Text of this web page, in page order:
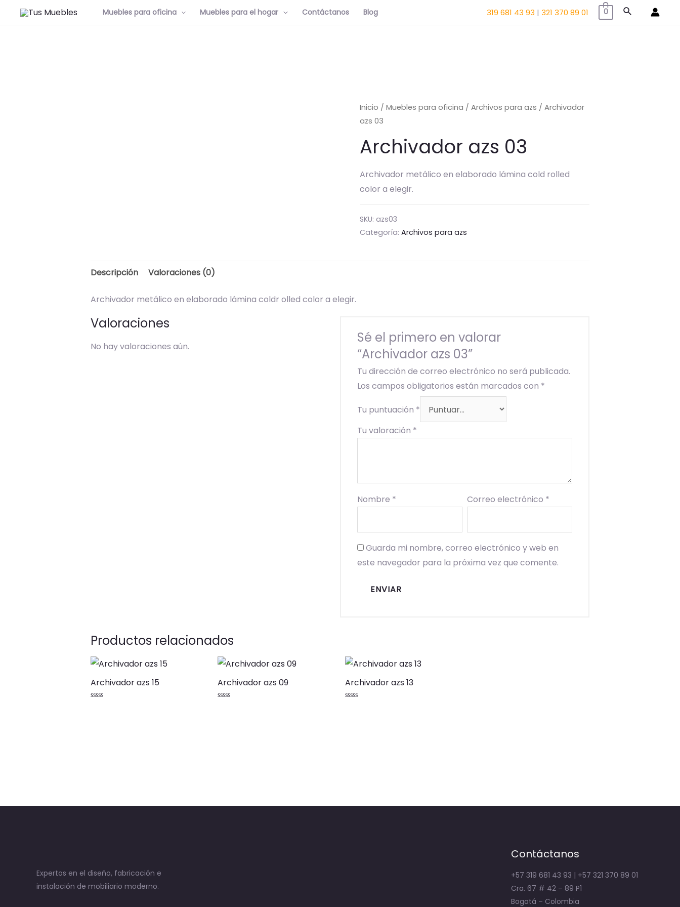
Muebles para oficina Muebles para el hogar Contáctanos Blog 319 681 43 93 | 321 370 89 01 0 Buscar
Inicio /Muebles para oficina /Archivos para azs / Archivador
azs 03
Archivador azs 03
Archivador metálico en elaborado lámina cold rolled
color a elegir.
SKU:azs03
Categoría:Archivos para azs
Descripción Valoraciones (0)
Archivador metálico en elaborado lámina coldr olled color a elegir.
Valoraciones
No hay valoraciones aún.
Sé el primero en valorar
“Archivador azs 03”
Tu dirección de correo electrónico no será publicada.
Los campos obligatorios están marcados con *
Tu puntuación *
Tu valoración *
Nombre * Correo electrónico *
Guarda mi nombre, correo electrónico y web en
este navegador para la próxima vez que comente.
Productos relacionados
Archivador azs 15 Archivador azs 09 Archivador azs 13
Expertos en el diseño, fabricación e
instalación de mobiliario moderno.
Contáctanos
+57 319 681 43 93 | +57 321 370 89 01
Cra. 67 # 42 – 89 P1
Bogotá – Colombia